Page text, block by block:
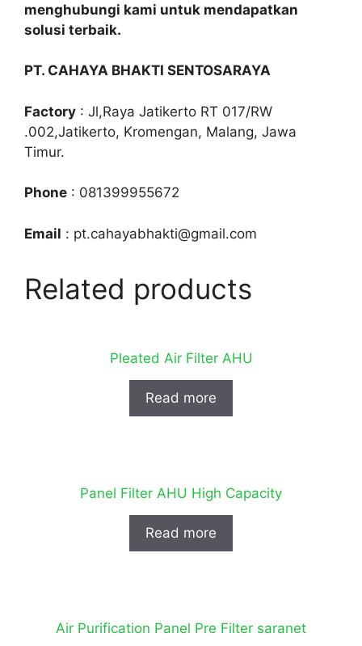
menghubungi kami untuk mendapatkan
solusi terbaik.
PT. CAHAYA BHAKTI SENTOSARAYA
Factory : Jl,Raya Jatikerto RT 017/RW
.002,Jatikerto, Kromengan, Malang, Jawa
Timur.
Phone : 081399955672
Email : pt.cahayabhakti@gmail.com
Related products
Pleated Air Filter AHU
Read more
Panel Filter AHU High Capacity
Read more
Air Purification Panel Pre Filter saranet